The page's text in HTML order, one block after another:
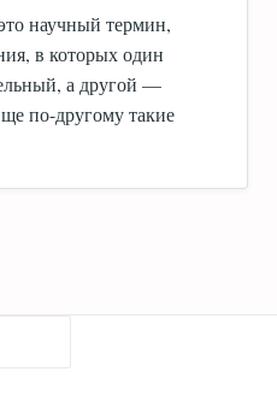
научный термин,
в которых один
а другой —
по-другому такие